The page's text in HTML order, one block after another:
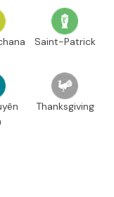
Saint-Patrick
Thanksgiving